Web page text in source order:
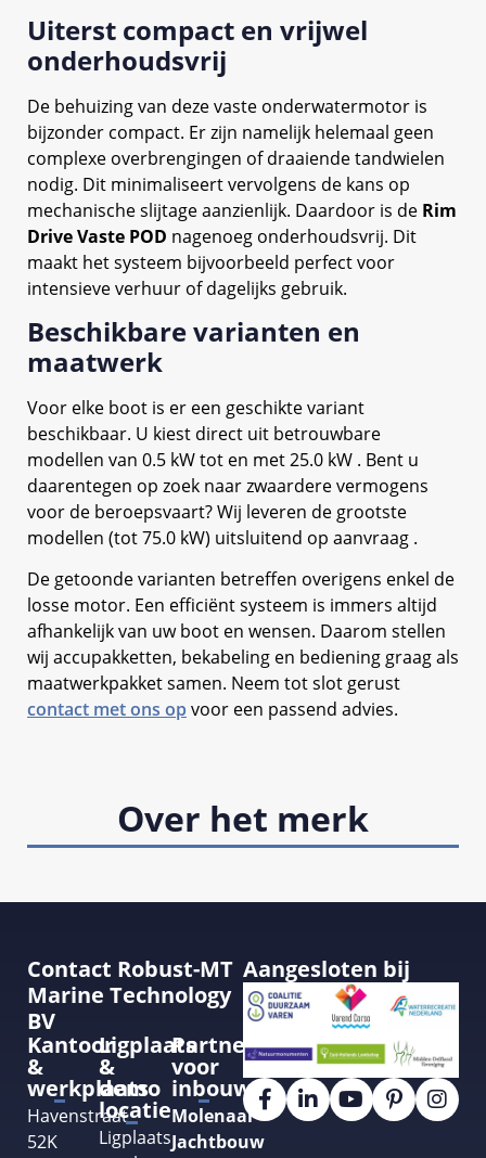
Over het merk
Uiterst compact en vrijwel
onderhoudsvrij
De behuizing van deze vaste onderwatermotor is
bijzonder compact. Er zijn namelijk helemaal geen
complexe overbrengingen of draaiende tandwielen
nodig. Dit minimaliseert vervolgens de kans op
mechanische slijtage aanzienlijk. Daardoor is de Rim
Drive Vaste POD nagenoeg onderhoudsvrij. Dit
maakt het systeem bijvoorbeeld perfect voor
intensieve verhuur of dagelijks gebruik.
Beschikbare varianten en
maatwerk
Voor elke boot is er een geschikte variant
beschikbaar. U kiest direct uit betrouwbare
modellen van 0.5 kW tot en met 25.0 kW . Bent u
daarentegen op zoek naar zwaardere vermogens
voor de beroepsvaart? Wij leveren de grootste
modellen (tot 75.0 kW) uitsluitend op aanvraag .
De getoonde varianten betreffen overigens enkel de
losse motor. Een efficiënt systeem is immers altijd
afhankelijk van uw boot en wensen. Daarom stellen
wij accupakketten, bekabeling en bediening graag als
maatwerkpakket samen. Neem tot slot gerust
contact met ons op voor een passend advies.
Contact Robust-MT
Marine Technology
BV
Kantoor
&
werkplaats
Havenstraat
52K
Ligplaats
&
demo
locatie
Ligplaats
Partner
voor
inbouw
Molenaar
Jachtbouw
Aangesloten bij